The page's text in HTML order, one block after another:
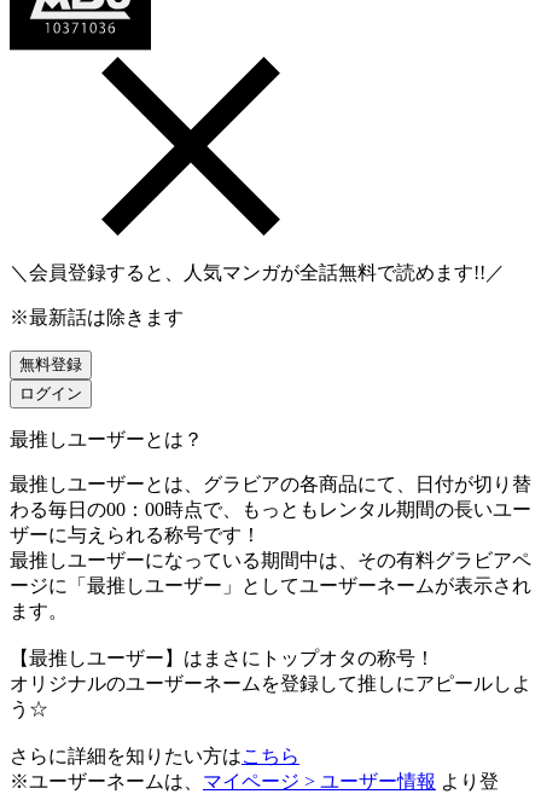
＼会員登録すると、人気マンガが全話無料で読めます!!／
※最新話は除きます
無料登録
ログイン
最推しユーザーとは？
最推しユーザーとは、グラビアの各商品にて、日付が切り替
わる毎日の00：00時点で、
もっともレンタル期間の長いユー
ザーに与えられる称号です！
最推しユーザーになっている期間中は、 その有料グラビアペ
ージに「最推しユーザー」としてユーザーネームが表示され
ます。
【最推しユーザー】はまさにトップオタの称号！
オリジナルのユーザーネームを登録して推しにアピールしよ
う☆
さらに詳細を知りたい方はこちら
※ユーザーネームは、 マイページ > ユーザー情報 より登